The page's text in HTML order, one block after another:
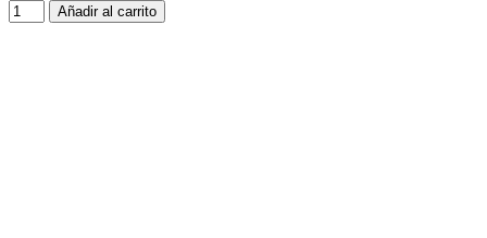
Añadir al carrito